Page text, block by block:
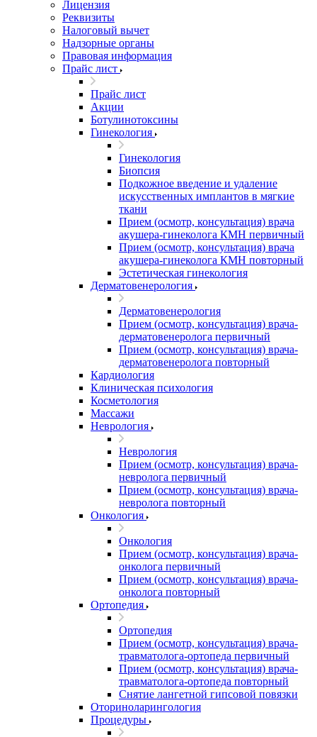
Лицензия
Реквизиты
Налоговый вычет
Надзорные органы
Правовая информация
Прайс лист
Прайс лист
Акции
Ботулинотоксины
Гинекология
Гинекология
Биопсия
Подкожное введение и удаление
искусственных имплантов в мягкие
ткани
Прием (осмотр, консультация) врача
акушера-гинеколога КМН первичный
Прием (осмотр, консультация) врача
акушера-гинеколога КМН повторный
Эстетическая гинекология
Дерматовенерология
Дерматовенерология
Прием (осмотр, консультация) врача-
дерматовенеролога первичный
Прием (осмотр, консультация) врача-
дерматовенеролога повторный
Кардиология
Клиническая психология
Косметология
Массажи
Неврология
Неврология
Прием (осмотр, консультация) врача-
невролога первичный
Прием (осмотр, консультация) врача-
невролога повторный
Онкология
Онкология
Прием (осмотр, консультация) врача-
онколога первичный
Прием (осмотр, консультация) врача-
онколога повторный
Ортопедия
Ортопедия
Прием (осмотр, консультация) врача-
травматолога-ортопеда первичный
Прием (осмотр, консультация) врача-
травматолога-ортопеда повторный
Снятие лангетной гипсовой повязки
Оториноларингология
Процедуры